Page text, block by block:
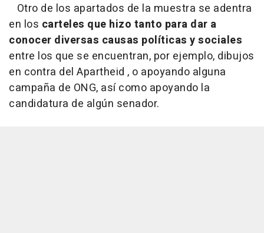
Otro de los apartados de la muestra se adentra
en los carteles que hizo tanto para dar a
conocer diversas causas políticas y sociales
entre los que se encuentran, por ejemplo, dibujos
en contra del Apartheid , o apoyando alguna
campaña de ONG, así como apoyando la
candidatura de algún senador.